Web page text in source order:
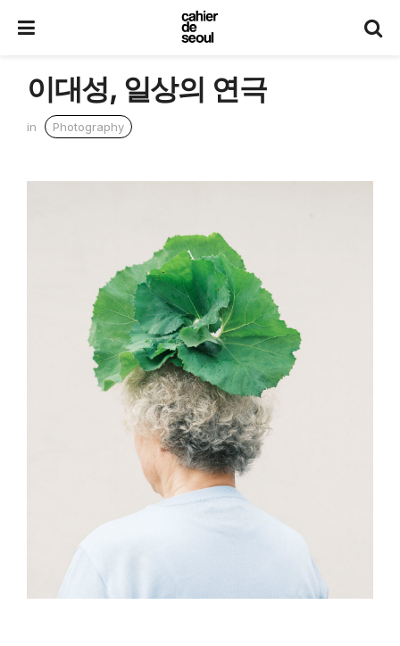
이대성, 일상의 연극
in Photography